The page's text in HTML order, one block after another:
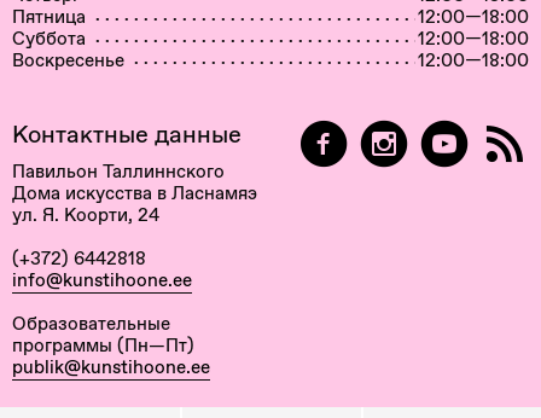
Пятница
12:00—18:00
Суббота
12:00—18:00
Воскресенье
12:00—18:00
Контактные данные
Павильон Таллиннского
Дома искусства в Ласнамяэ
ул. Я. Коорти, 24
(+372) 6442818
info@kunstihoone.ee
Образовательные
программы (Пн—Пт)
publik@kunstihoone.ee